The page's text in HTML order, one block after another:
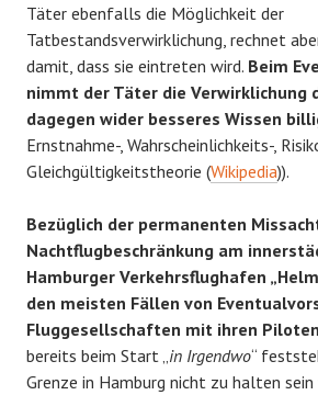
Täter ebenfalls die Möglichkeit der
Tatbestandsverwirklichung, rechnet
damit, dass sie eintreten wird. Beim
nimmt der Täter die Verwirklichung
dagegen wider besseres Wissen
Ernstnahme-, Wahrscheinlichkeits-,
Gleichgültigkeitstheorie (Wikipedia)).
Bezüglich der permanenten
Nachtflugbeschränkung am
Hamburger Verkehrsflughafen
den meisten Fällen von
Fluggesellschaften mit ihren
bereits beim Start „ in Irgendwo“
Grenze in Hamburg nicht zu halten sein